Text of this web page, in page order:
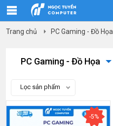
Trang chủ PC Gaming - Đồ Họa
PC Gaming - Đồ Họa
Lọc sản phẩm
-5%